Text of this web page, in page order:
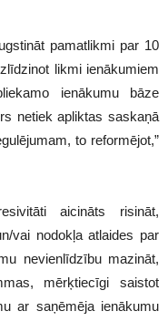
pamatlikmi par 10
likmi ienākumiem
ienākumu bāze
netiek apliktas saskaņā
to reformējot,”
aicināts risināt,
vai nodokļa atlaides par
nevienlīdzību mazināt,
mērķtiecīgi saistot
ar saņēmēja ienākumu